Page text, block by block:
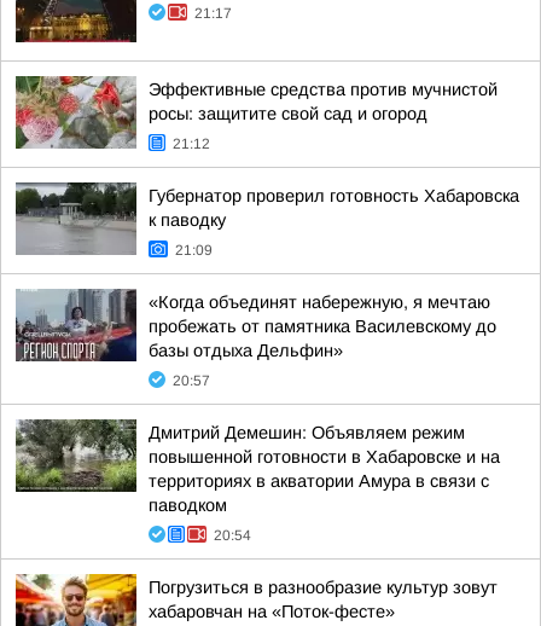
21:17
Эффективные средства против мучнистой
росы: защитите свой сад и огород
21:12
Губернатор проверил готовность Хабаровска
к паводку
21:09
«Когда объединят набережную, я мечтаю
пробежать от памятника Василевскому до
базы отдыха Дельфин»
20:57
Дмитрий Демешин: Объявляем режим
повышенной готовности в Хабаровске и на
территориях в акватории Амура в связи с
паводком
20:54
Погрузиться в разнообразие культур зовут
хабаровчан на «Поток-фесте»